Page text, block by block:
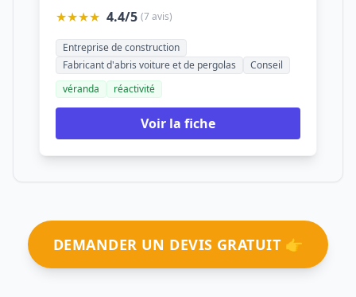
★★★★ 4.4/5 (7 avis)
Entreprise de construction
Fabricant d'abris voiture et de pergolas
Conseil
véranda
réactivité
Voir la fiche
DEMANDER UN DEVIS GRATUIT 👉